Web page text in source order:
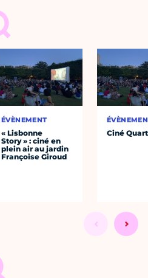
ÉVÈNEMENT
« Lisbonne
Story » : ciné en
plein air au jardin
Françoise Giroud
Ciné